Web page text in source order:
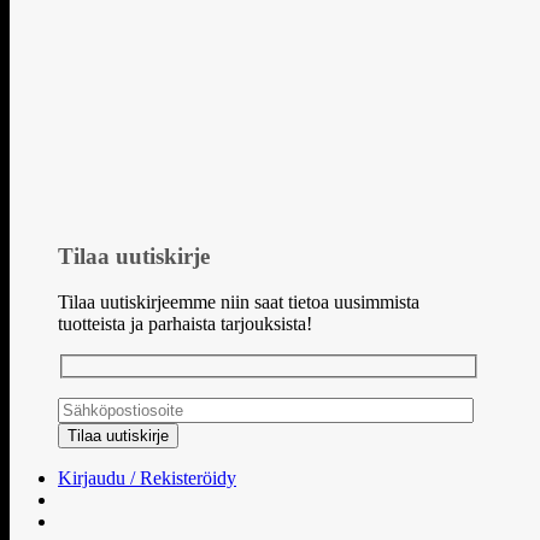
Tilaa uutiskirje
Tilaa uutiskirjeemme niin saat tietoa uusimmista
tuotteista ja parhaista tarjouksista!
Kirjaudu / Rekisteröidy